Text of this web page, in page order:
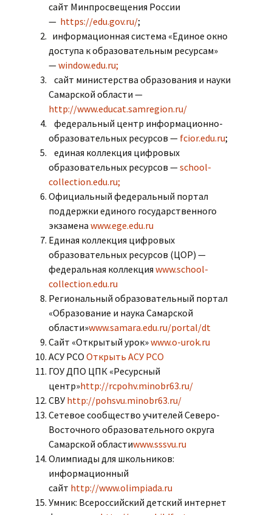
сайт Минпросвещения России
— https://edu.gov.ru/;
информационная система «Единое окно
доступа к образовательным ресурсам»
—window.edu.ru;
сайт министерства образования и науки
Самарской области —
http://www.educat.samregion.ru/
федеральный центр информационно-
образовательных ресурсов — fcior.edu.ru;
единая коллекция цифровых
образовательных ресурсов —school-
collection.edu.ru;
Официальный федеральный портал
поддержки единого государственного
экзамена www.ege.edu.ru
Единая коллекция цифровых
образовательных ресурсов (ЦОР) —
федеральная коллекция www.school-
collection.edu.ru
Региональный образовательный портал
«Образование и наука Самарской
области»www.samara.edu.ru/portal/dt
Сайт «Открытый урок»www.o-urok.ru
АСУ РСО Открыть АСУ РСО
ГОУ ДПО ЦПК «Ресурсный
центр»http://rcpohv.minobr63.ru/
СВУ http://pohsvu.minobr63.ru/
Сетевое сообщество учителей Северо-
Восточного образовательного округа
Самарской областиwww.sssvu.ru
Олимпиады для школьников:
информационный
сайт http://www.olimpiada.ru
Умник: Всероссийский детский интернет